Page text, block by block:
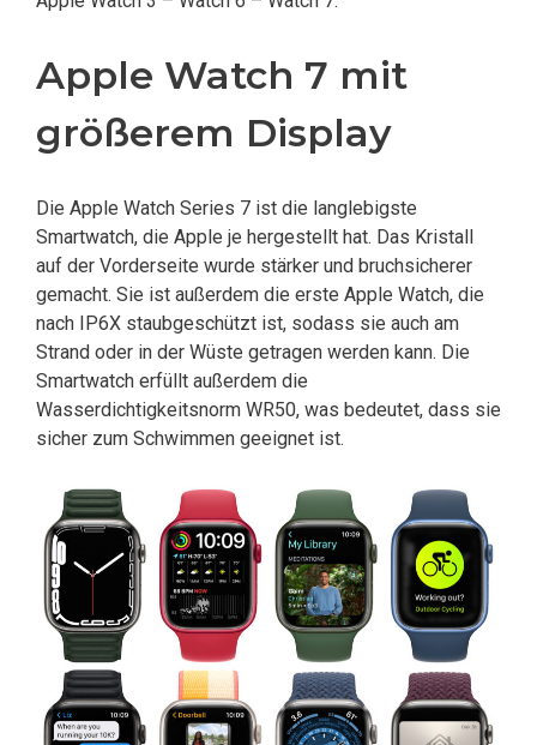
Apple Watch 7 mit
größerem Display
Die Apple Watch Series 7 ist die langlebigste
Smartwatch, die Apple je hergestellt hat. Das Kristall
auf der Vorderseite wurde stärker und bruchsicherer
gemacht. Sie ist außerdem die erste Apple Watch, die
nach IP6X staubgeschützt ist, sodass sie auch am
Strand oder in der Wüste getragen werden kann. Die
Smartwatch erfüllt außerdem die
Wasserdichtigkeitsnorm WR50, was bedeutet, dass sie
sicher zum Schwimmen geeignet ist.